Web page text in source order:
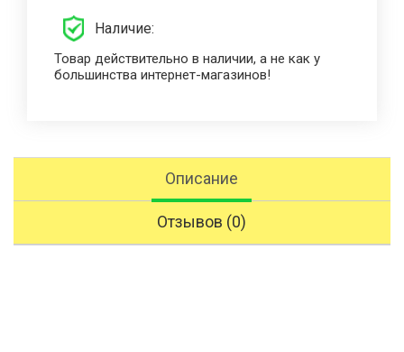
Наличие:
Товар действительно в наличии, а не как у
большинства интернет-магазинов!
Описание
Отзывов (0)